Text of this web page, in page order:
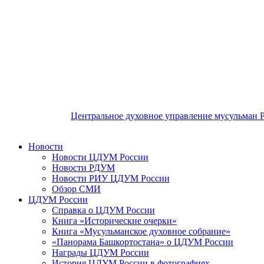
Центральное духовное управление мусульман
Новости
Новости ЦДУМ России
Новости РДУМ
Новости РИУ ЦДУМ России
Обзор СМИ
ЦДУМ России
Справка о ЦДУМ России
Книга «Исторические очерки»
Книга «Мусульманское духовное собрание»
«Панорама Башкортостана» о ЦДУМ России
Награды ЦДУМ России